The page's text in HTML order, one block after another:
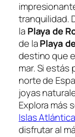
tranquilidad.
la Playa de
de laPlaya
destino que
mar. Si estás
norte de
joyas
Explora más
Islas
disfrutar al